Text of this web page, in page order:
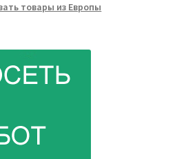
товары из Европы